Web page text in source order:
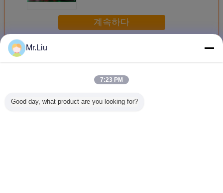
계속하다
더 많은 것실내 임대료 LED 스크린
실내 렌터 LED 스
P3.91 P4.81 연주
Mr.Liu
7:23 PM
Good day, what product are you looking for?